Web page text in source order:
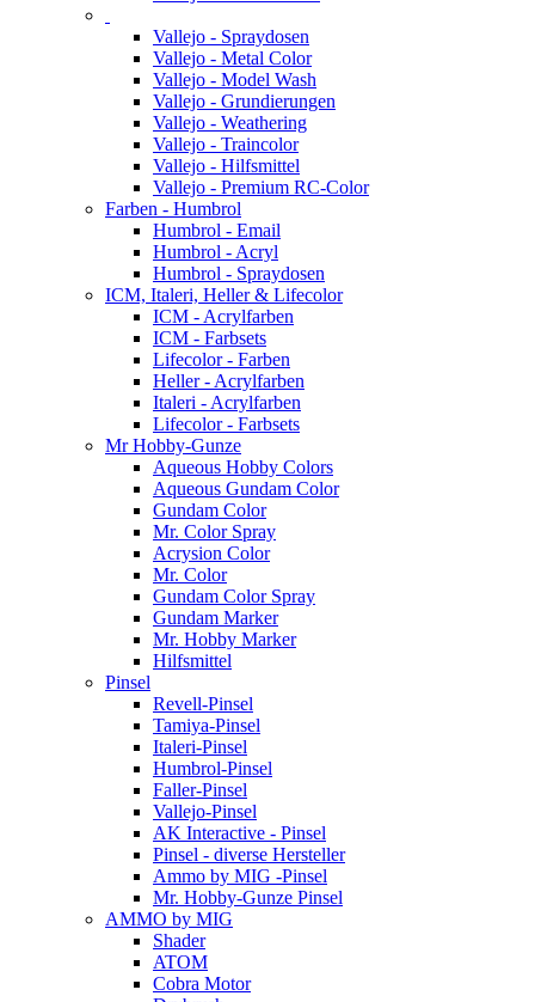
Vallejo - Spraydosen
Vallejo - Metal Color
Vallejo - Model Wash
Vallejo - Grundierungen
Vallejo - Weathering
Vallejo - Traincolor
Vallejo - Hilfsmittel
Vallejo - Premium RC-Color
Farben - Humbrol
Humbrol - Email
Humbrol - Acryl
Humbrol - Spraydosen
ICM, Italeri, Heller & Lifecolor
ICM - Acrylfarben
ICM - Farbsets
Lifecolor - Farben
Heller - Acrylfarben
Italeri - Acrylfarben
Lifecolor - Farbsets
Mr Hobby-Gunze
Aqueous Hobby Colors
Aqueous Gundam Color
Gundam Color
Mr. Color Spray
Acrysion Color
Mr. Color
Gundam Color Spray
Gundam Marker
Mr. Hobby Marker
Hilfsmittel
Pinsel
Revell-Pinsel
Tamiya-Pinsel
Italeri-Pinsel
Humbrol-Pinsel
Faller-Pinsel
Vallejo-Pinsel
AK Interactive - Pinsel
Pinsel - diverse Hersteller
Ammo by MIG -Pinsel
Mr. Hobby-Gunze Pinsel
AMMO by MIG
Shader
ATOM
Cobra Motor